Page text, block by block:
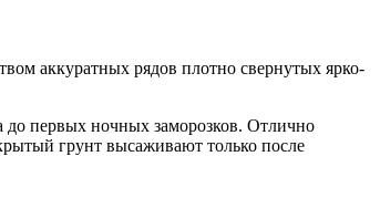
аккуратных рядов плотно свернутых ярко-
до первых ночных заморозков. Отлично
грунт высаживают только после